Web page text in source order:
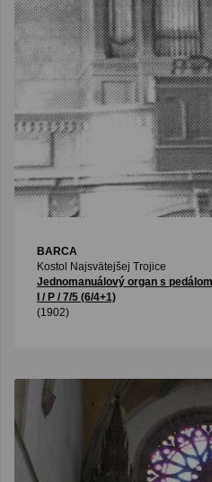
BARCA
Kostol Najsvätejšej Trojice
Jednomanuálový organ s pedálom
I / P / 7/5 (6/4+1)
(1902)